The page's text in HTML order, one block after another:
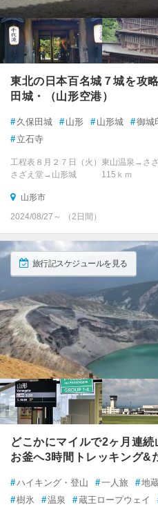
東北の日本百名城７城を攻
田城・（山形空港）
# 久保田城 # 山形 # 山形城 #御城
# 立石寺
工程表８月２７日（火）
さざえ堂→山形城 115ｋｍ
山形市
2024/08/27～ （2日間）
旅行記スケジュールを見る
どこかにマイルで2ヶ月連
お釜へ3時間トレッキング&
#ハイキング・登山 #一人旅 #地
#樹氷 #温泉 #蔵王ロープウェイ